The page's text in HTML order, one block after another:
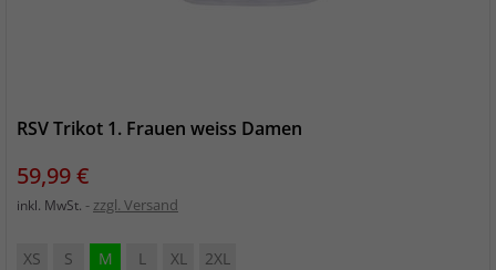
RSV Trikot 1. Frauen weiss Damen
Preis
59,99 €
inkl. MwSt. zzgl. Versand
XS S M L XL 2XL